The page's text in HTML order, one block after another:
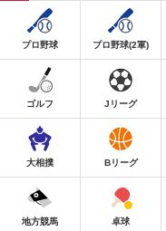
プロ野球 プロ野球(2軍)
ゴルフ Jリーグ
大相撲 Bリーグ
地方競馬 卓球